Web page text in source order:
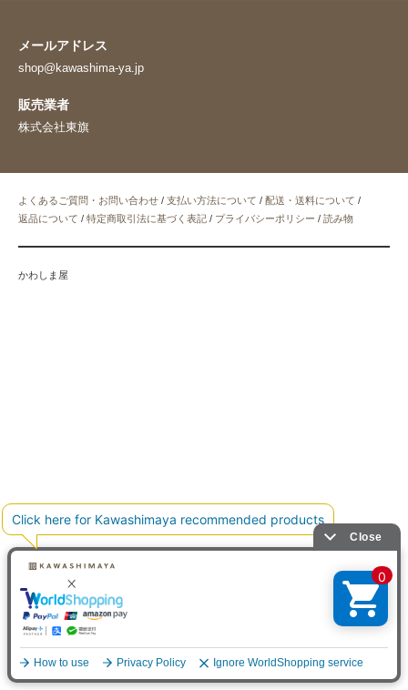
メールアドレス
shop@kawashima-ya.jp
販売業者
株式会社東旗
よくあるご質問・お問い合わせ / 支払い方法について / 配送・送料について /
返品について / 特定商取引法に基づく表記 / プライバシーポリシー / 読み物
かわしま屋